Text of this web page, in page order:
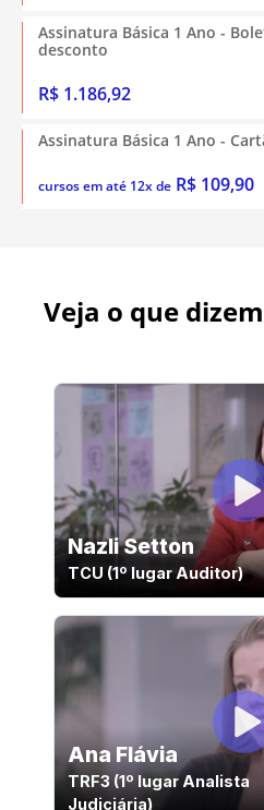
Assinatura Básica 1 Ano -
desconto
R$ 1.186,92
Assinatura Básica 1 Ano -
cursos em até 12x de R$ 109,90
Veja o que